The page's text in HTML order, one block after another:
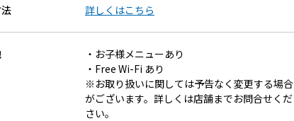
詳しくはこちら
・お子様メニューあり
・Free Wi-Fi あり
※お取り扱いに関しては予告なく変更する場合
がございます。詳しくは店舗までお問合せくだ
さい。